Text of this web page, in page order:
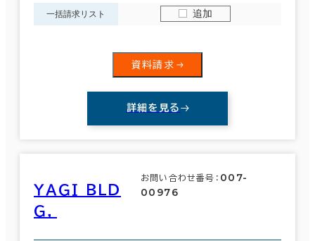
一括請求リスト 追加
資料請求
詳細を見る
ＹＡＧＩ ＢＬＤ
Ｇ，
お問い合わせ番号： 007-
00976
該当数
232室(94
棟)